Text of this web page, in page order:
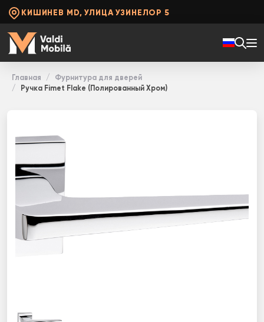
КИШИНЕВ MD, УЛИЦА УЗИНЕЛОР 5
Главная
Фурнитура для дверей
Ручка Fimet Flake (Полированный Хром)